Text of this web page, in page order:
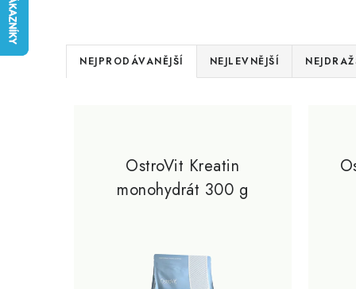
Ř
a
NEJPRODÁVANĚJŠÍ NEJLEVNĚJŠÍ
OstroVit Kreatin
monohydrát 300 g